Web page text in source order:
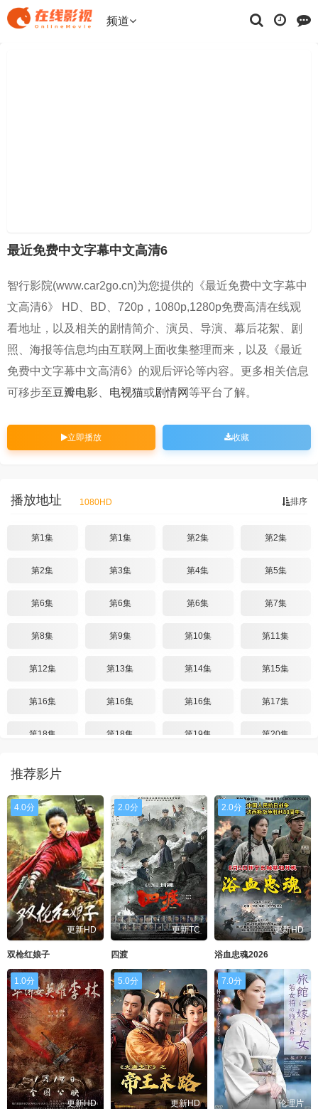
频道
最近免费中文字幕中文高清6
智行影院(www.car2go.cn)为您提供的《最近免费中文字幕中
文高清6》 HD、BD、720p，1080p,1280p免费高清在线观
看地址，以及相关的剧情简介、演员、导演、幕后花絮、剧
照、海报等信息均由互联网上面收集整理而来，以及《最近
免费中文字幕中文高清6》的观后评论等内容。更多相关信息
可移步至豆瓣电影 电视猫或剧情网 等平台了解。
立即播放 收藏
排序
播放地址 1080HD
第1集 第1集 第2集 第2集
第2集 第3集 第4集 第5集
第6集 第6集 第6集 第7集
第8集 第9集 第10集 第11集
第12集 第13集 第14集 第15集
第16集 第16集 第16集 第17集
第18集 第18集 第19集 第20集
第20集
推荐影片
4.0分
更新HD
双枪红娘子
2.0分
更新TC
四渡
2.0分
更新HD
浴血忠魂2026
1.0分
更新HD
5.0分
更新HD
7.0分
伦理片